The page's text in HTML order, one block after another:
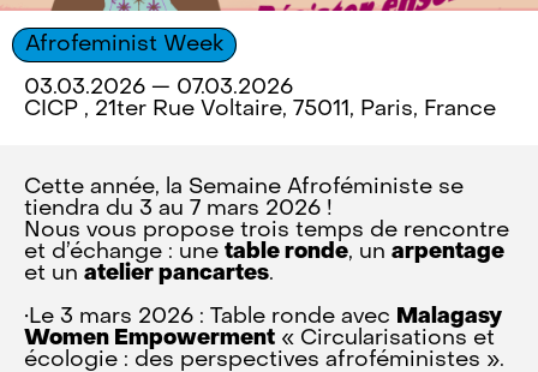
Afrofeminist Week
03.03.2026 — 07.03.2026
CICP , 21ter Rue Voltaire, 75011, Paris, France
Cette année, la Semaine Afroféministe se
tiendra du 3 au 7 mars 2026 !
Nous vous propose trois temps de rencontre
et d’échange : une table ronde, un arpentage
et un atelier pancartes.
•Le 3 mars 2026 : Table ronde avec Malagasy
Women Empowerment « Circularisations et
écologie : des perspectives afroféministes ».